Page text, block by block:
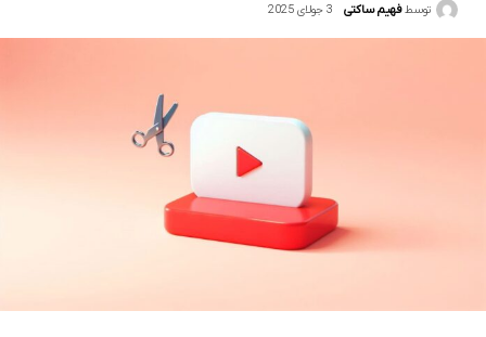
توسط فهیم ساکتی 3 جولای 2025